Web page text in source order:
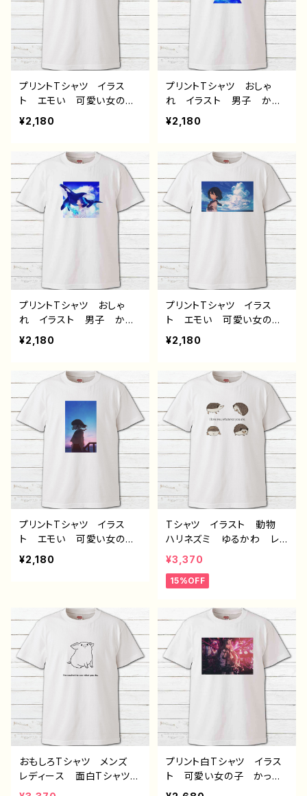
プリントTシャツ イラス
ト エモい 可愛い女の
子 かわいい おしゃれ
服 JK 女子高校生 セ
ト 黒髪 ボブヘア ショ
ートカット 風景 綺麗
景色 美しい ノスタルジ
ック メンズ レディース
おしゃれ 個性的 おすす
め 人気 イラストレータ
ー 絵師 クリエイター
白 半袖シャツ デザイ
ン コラボ オリジナル
デザイン グッズ タイト
ル：群青 作：みふる
¥2,180
プリントTシャツ おしゃ
れ イラスト 男子 かっ
こいい イケメン クー
ル エモい 動物 海 ク
ス 個性的 おすすめ 人
気 イラストレーター 絵
師 クリエイター 白 半
袖シャツ デザイン コラ
ボ オリジナル デザイ
ン グッズ タイトル：jellyf
¥2,180
プリントTシャツ おしゃ
れ イラスト 男子 かっ
こいい イケメン クー
ル エモい 動物 青空
ス 個性的 おすすめ 人
気 イラストレーター 絵
師 クリエイター 白 半
袖シャツ デザイン コラ
ボ オリジナル デザイ
ン グッズ タイトル：｢空
¥2,180
プリントTシャツ イラス
ト エモい 可愛い女の
子 かわいい おしゃれ
服 JK 女子高校生 セ
ア ショートカット 風景
綺麗 景色 美しい ノス
タルジック メンズ レディ
ース おしゃれ 個性的
おすすめ 人気 イラスト
レーター 絵師 クリエイ
ター 白 半袖シャツ オ
リジナル デザイン グッ
ズ デザイン コラボ タ
イトル：夏空と君 作：みふ
る
¥2,180
プリントTシャツ イラス
ト エモい 可愛い女の
子 かわいい おしゃれ
服 JK 女子高校生 セ
ートカット 風景 綺麗
景色 美しい ノスタルジ
ック メンズ レディース
おしゃれ 個性的 おすす
め 人気 イラストレータ
ー 絵師 クリエイター
白 半袖シャツ オリジナ
ル デザイン グッズ デ
ザイン コラボ タイトル：
明け 作：みふる
¥2,180
Tシャツ イラスト 動物
ハリネズミ ゆるかわ レ
ディース かわいい おし
ゃれ 個性的 おすすめ
人気 イラストレーター
イン コラボ オリジナ
ル デザイン グッズ ネタ
Tシャツ 半袖シャツ タイ
トル：大好きハリネズミTシ
ャツ 作：Hanami B-2
¥3,370
15%OFF
おもしろTシャツ メンズ
レディース 面白Tシャツ
かわいい おしゃれ イラ
プリント白Tシャツ イラス
ト 可愛い女の子 かっこ
いい女子 おしゃれ服 エ